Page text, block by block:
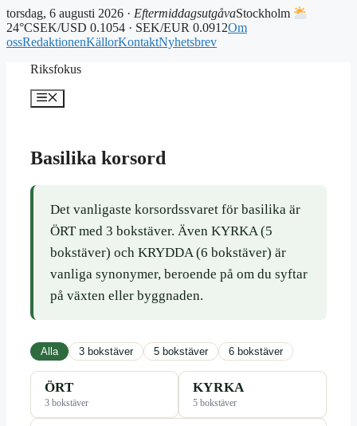
torsdag, 6 augusti 2026 · EftermiddagsutgåvaStockholm
24°CSEK/USD 0.1054 · SEK/EUR 0.0912Om
ossRedaktionenKällorKontaktNyhetsbrev
Riksfokus
Meny
Basilika korsord
Det vanligaste korsordssvaret för basilika är
ÖRT med 3 bokstäver. Även KYRKA (5
bokstäver) och KRYDDA (6 bokstäver) är
vanliga synonymer, beroende på om du syftar
på växten eller byggnaden.
Alla 3 bokstäver 5 bokstäver 6 bokstäver
ÖRT
3 bokstäver
KYRKA
5 bokstäver